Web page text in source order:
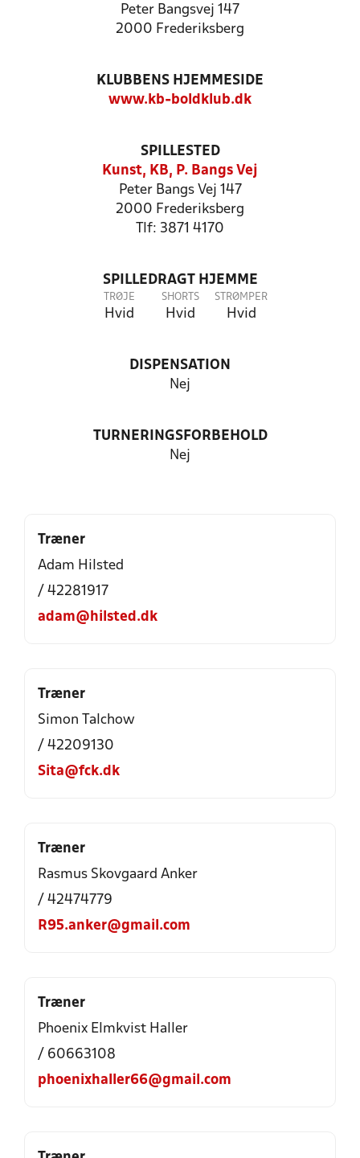
Peter Bangsvej 147
2000 Frederiksberg
KLUBBENS HJEMMESIDE
www.kb-boldklub.dk
SPILLESTED
Kunst, KB, P. Bangs Vej
Peter Bangs Vej 147
2000 Frederiksberg
Tlf: 3871 4170
SPILLEDRAGT HJEMME
TRØJE
Hvid
SHORTS
Hvid
STRØMPER
Hvid
DISPENSATION
Nej
TURNERINGSFORBEHOLD
Nej
Træner
Adam Hilsted
/ 42281917
adam@hilsted.dk
Træner
Simon Talchow
/ 42209130
Sita@fck.dk
Træner
Rasmus Skovgaard Anker
/ 42474779
R95.anker@gmail.com
Træner
Phoenix Elmkvist Haller
/ 60663108
phoenixhaller66@gmail.com